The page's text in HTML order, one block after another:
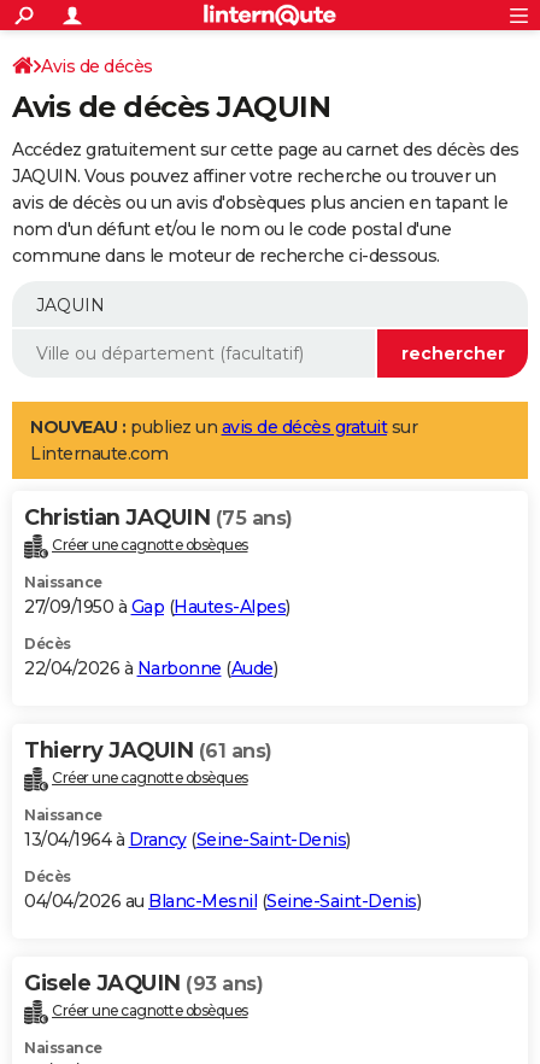
ACTUALITÉS
Politique
Société
Faits Divers
Education
Monde
Villes
+
SPORT
Coupe du monde 2026
Football
Tennis
Cyclisme
Rugby
Forum
Programme TV
TNT
Streaming
Cinéma
Sorties cinéma
Musique
+
FINANCE
Retraite
Epargne
Immobilier
Risques naturels par ville
Banque
Assurance
AUTO
Essais
Réserver un essai
Citadines
Berlines
SUV
Forum auto
+
Mobiles
Meilleur smartphone
Internet
Ordinateurs
Jeux vidéo
Guide high-tech
Aménagement intérieur
LIFESTYLE
Art de vivre
Bien-être
Loisirs
Mode
Modes de vie
Alimentation
Guide de la santé
Maladies
Médicaments
Sommeil
VOYAGE
Destinations
City break
Voyage nature
Voyage de noces
Forum
Climat
+PHOTO
GUIDES D'ACHAT
BONS PLANS
Carte de Noël
Carte Bonne année
Carte Saint-Valentin
Carte Pâques
Carte d'anniversaire
DICTIONNAIRE
Dictionnaire
Biographies
Citations
Expressions
Proverbes
PROGRAMME TV
S'inscrire
Se connecter
Lycées
Collèges
Primaires
Universités
Entreprises
Service militaire
Avis de recherche
AVIS DE DÉCÈS
Bricolage
Lifestyle
Culture
Sport
Auto
Television
Voyage
Cinema
Avis de décès
Avis de décès JAQUIN
Accédez gratuitement sur cette page au carnet des décès des
JAQUIN. Vous pouvez affiner votre recherche ou trouver un
avis de décès ou un avis d'obsèques plus ancien en tapant le
nom d'un défunt et/ou le nom ou le code postal d'une
commune dans le moteur de recherche ci-dessous.
NOUVEAU : publiez un avis de décès gratuitsur
Linternaute.com
Christian JAQUIN (75 ans)
Créer une cagnotte obsèques
Naissance
27/09/1950 à Gap (Hautes-Alpes)
Décès
22/04/2026 à Narbonne (Aude)
Thierry JAQUIN (61 ans)
Créer une cagnotte obsèques
Naissance
13/04/1964 à Drancy(Seine-Saint-Denis)
Décès
04/04/2026 au Blanc-Mesnil (Seine-Saint-Denis)
Gisele JAQUIN (93 ans)
Créer une cagnotte obsèques
Naissance